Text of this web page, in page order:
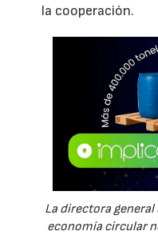
la cooperación.
La directora general
economía circular